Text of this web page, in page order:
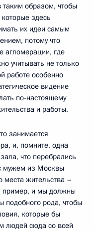
таким образом, чтобы
здесь
их идеи самым
потому что
агломерации, где
учитывать не только
работе особенно
видение
по-настоящему
и работы.
занимается
и, помните, одна
что перебрались
мужем из Москвы
места жительства –
пример, и мы должны
подобного рода, чтобы
которые бы
людей сюда со всей